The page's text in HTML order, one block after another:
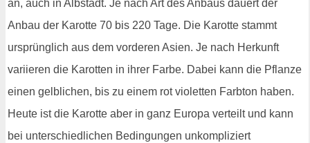
an, auch in Albstadt. Je nach Art des Anbaus dauert der
Anbau der Karotte 70 bis 220 Tage. Die Karotte stammt
ursprünglich aus dem vorderen Asien. Je nach Herkunft
variieren die Karotten in ihrer Farbe. Dabei kann die Pflanze
einen gelblichen, bis zu einem rot violetten Farbton haben.
Heute ist die Karotte aber in ganz Europa verteilt und kann
bei unterschiedlichen Bedingungen unkompliziert